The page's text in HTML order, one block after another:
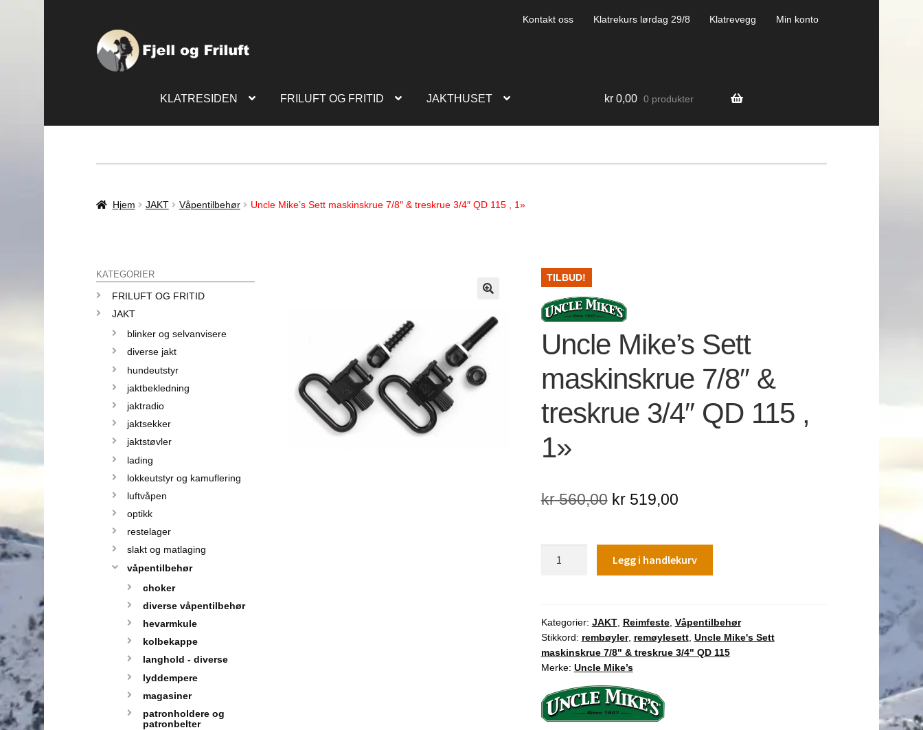
Kontakt oss Klatrekurs lørdag 29/8 Klatrevegg Min konto
KLATRESIDEN FRILUFT OG FRITID JAKTHUSET kr 0,00 0 produkter
Hjem JAKT Våpentilbehør Uncle Mike’s Sett maskinskrue 7/8″ & treskrue 3/4″ QD 115 , 1»
TILBUD!
Uncle Mike’s Sett
maskinskrue 7/8″ &
treskrue 3/4″ QD 115 ,
1»
kr560,00 Opprinnelig
var:
kr 560,00.
kr519,00Nåværende
er:
kr 519,00.
7/8"
&
treskrue
3/4"
QD
115
Legg i handlekurv
Kategorier: JAKT, Reimfeste, Våpentilbehør
Stikkord: rembøyler, remøylesett, Uncle Mike's Sett
maskinskrue 7/8" & treskrue 3/4" QD 115
Merke: Uncle Mike’s
KATEGORIER
FRILUFT OG FRITID
JAKT
blinker og selvanvisere
diverse jakt
hundeutstyr
jaktbekledning
jaktradio
jaktsekker
jaktstøvler
lading
lokkeutstyr og kamuflering
luftvåpen
optikk
restelager
slakt og matlaging
våpentilbehør
choker
diverse våpentilbehør
hevarmkule
kolbekappe
langhold - diverse
lyddempere
magasiner
patronholdere og
patronbelter